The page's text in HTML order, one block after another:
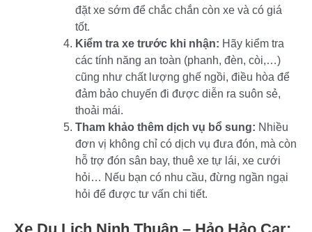
đặt xe sớm để chắc chắn còn xe và có giá
tốt.
Kiểm tra xe trước khi nhận: Hãy kiểm tra
các tính năng an toàn (phanh, đèn, còi,…)
cũng như chất lượng ghế ngồi, điều hòa để
đảm bảo chuyến đi được diễn ra suôn sẻ,
thoải mái.
Tham khảo thêm dịch vụ bổ sung: Nhiều
đơn vị không chỉ có dịch vụ đưa đón, mà còn
hỗ trợ đón sân bay, thuê xe tự lái, xe cưới
hỏi… Nếu bạn có nhu cầu, đừng ngần ngại
hỏi để được tư vấn chi tiết.